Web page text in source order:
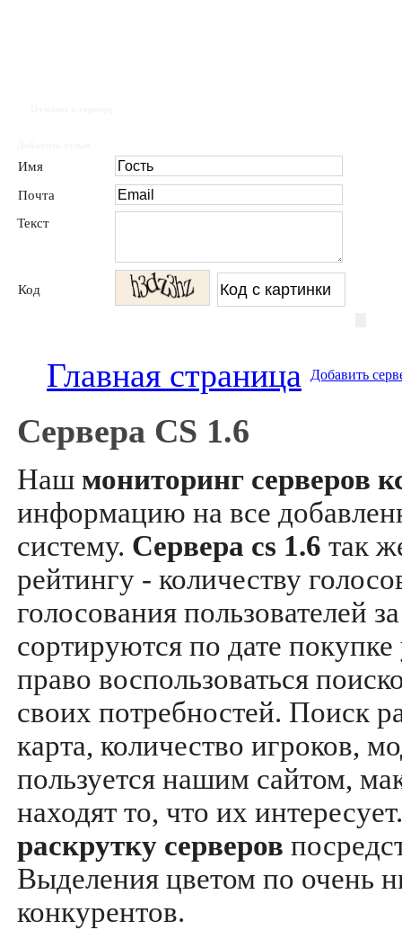
Имя
Почта
Текст
Код
Главная страница Добавить
Сервера CS 1.6
Наш мониторинг серверов
информацию на все
систему. Сервера cs 1.6 так
рейтингу - количеству
голосования пользователей
сортируются по дате
право воспользоваться
своих потребностей. Поиск
карта, количество игроков,
пользуется нашим сайтом,
находят то, что их
раскрутку серверов
Выделения цветом по очень
конкурентов.